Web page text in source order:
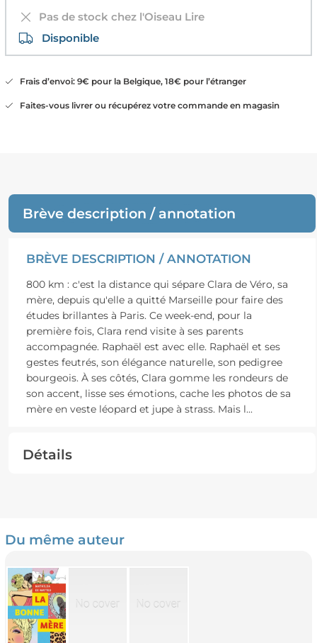
Pas de stock chez l'Oiseau Lire
Disponible
Frais d’envoi: 9€ pour la Belgique, 18€ pour l’étranger
Faites-vous livrer ou récupérez votre commande en magasin
Brève description / annotation
BRÈVE DESCRIPTION / ANNOTATION
800 km : c'est la distance qui sépare Clara de Véro, sa
mère, depuis qu'elle a quitté Marseille pour faire des
études brillantes à Paris. Ce week-end, pour la
première fois, Clara rend visite à ses parents
accompagnée. Raphaël est avec elle. Raphaël et ses
gestes feutrés, son élégance naturelle, son pedigree
bourgeois. À ses côtés, Clara gomme les rondeurs de
son accent, lisse ses émotions, cache les photos de sa
mère en veste léopard et jupe à strass. Mais l...
Détails
Du même auteur